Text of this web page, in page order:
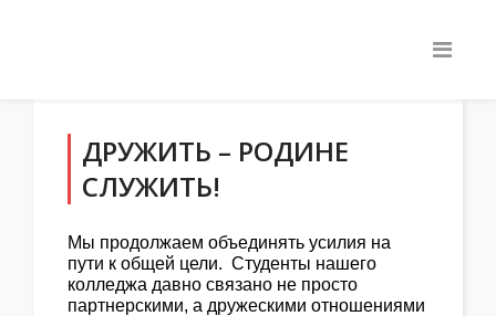
ДРУЖИТЬ – РОДИНЕ
СЛУЖИТЬ!
Мы продолжаем объединять усилия на
пути к общей цели. Студенты нашего
колледжа давно связано не просто
партнерскими, а дружескими отношениями